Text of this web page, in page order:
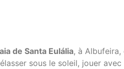
de Santa Eulália, à Albufeira,
sous le soleil, jouer avec